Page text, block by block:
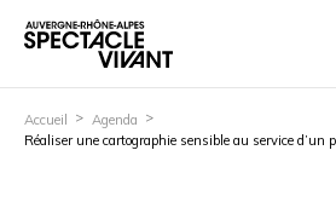
Accueil
Agenda
Réaliser une cartographie sensible au service d’un